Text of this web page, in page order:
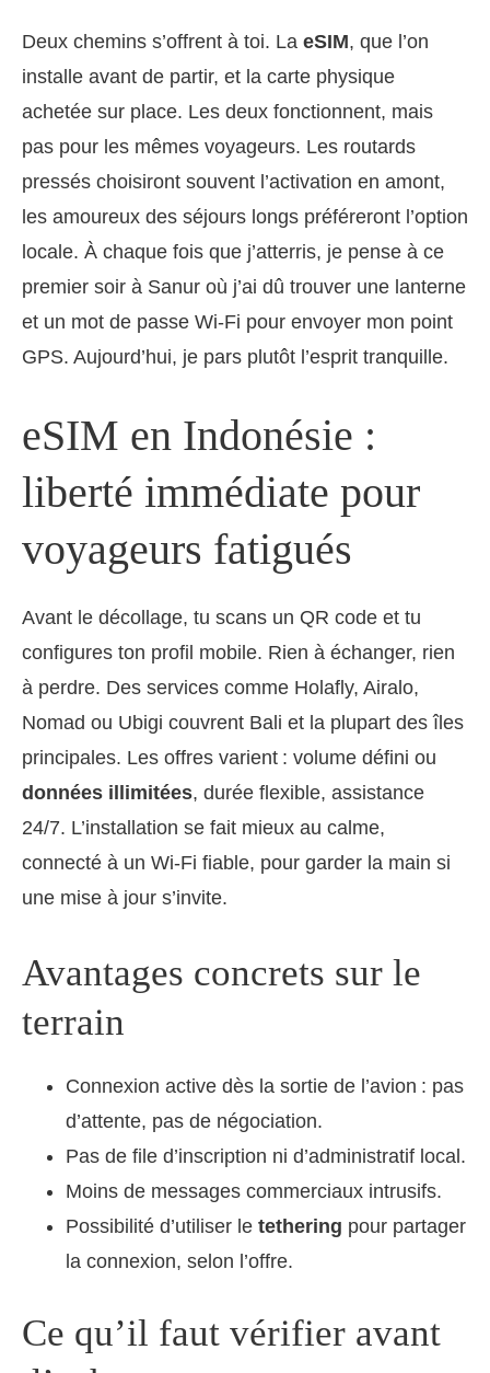
Deux chemins s’offrent à toi. La eSIM, que l’on
installe avant de partir, et la carte physique
achetée sur place. Les deux fonctionnent, mais
pas pour les mêmes voyageurs. Les routards
pressés choisiront souvent l’activation en amont,
les amoureux des séjours longs préféreront l’option
locale. À chaque fois que j’atterris, je pense à ce
premier soir à Sanur où j’ai dû trouver une lanterne
et un mot de passe Wi-Fi pour envoyer mon point
GPS. Aujourd’hui, je pars plutôt l’esprit tranquille.
eSIM en Indonésie :
liberté immédiate pour
voyageurs fatigués
Avant le décollage, tu scans un QR code et tu
configures ton profil mobile. Rien à échanger, rien
à perdre. Des services comme Holafly, Airalo,
Nomad ou Ubigi couvrent Bali et la plupart des îles
principales. Les offres varient : volume défini ou
données illimitées, durée flexible, assistance
24/7. L’installation se fait mieux au calme,
connecté à un Wi‑Fi fiable, pour garder la main si
une mise à jour s’invite.
Avantages concrets sur le
terrain
Connexion active dès la sortie de l’avion : pas
d’attente, pas de négociation.
Pas de file d’inscription ni d’administratif local.
Moins de messages commerciaux intrusifs.
Possibilité d’utiliser le tethering pour partager
la connexion, selon l’offre.
Ce qu’il faut vérifier avant